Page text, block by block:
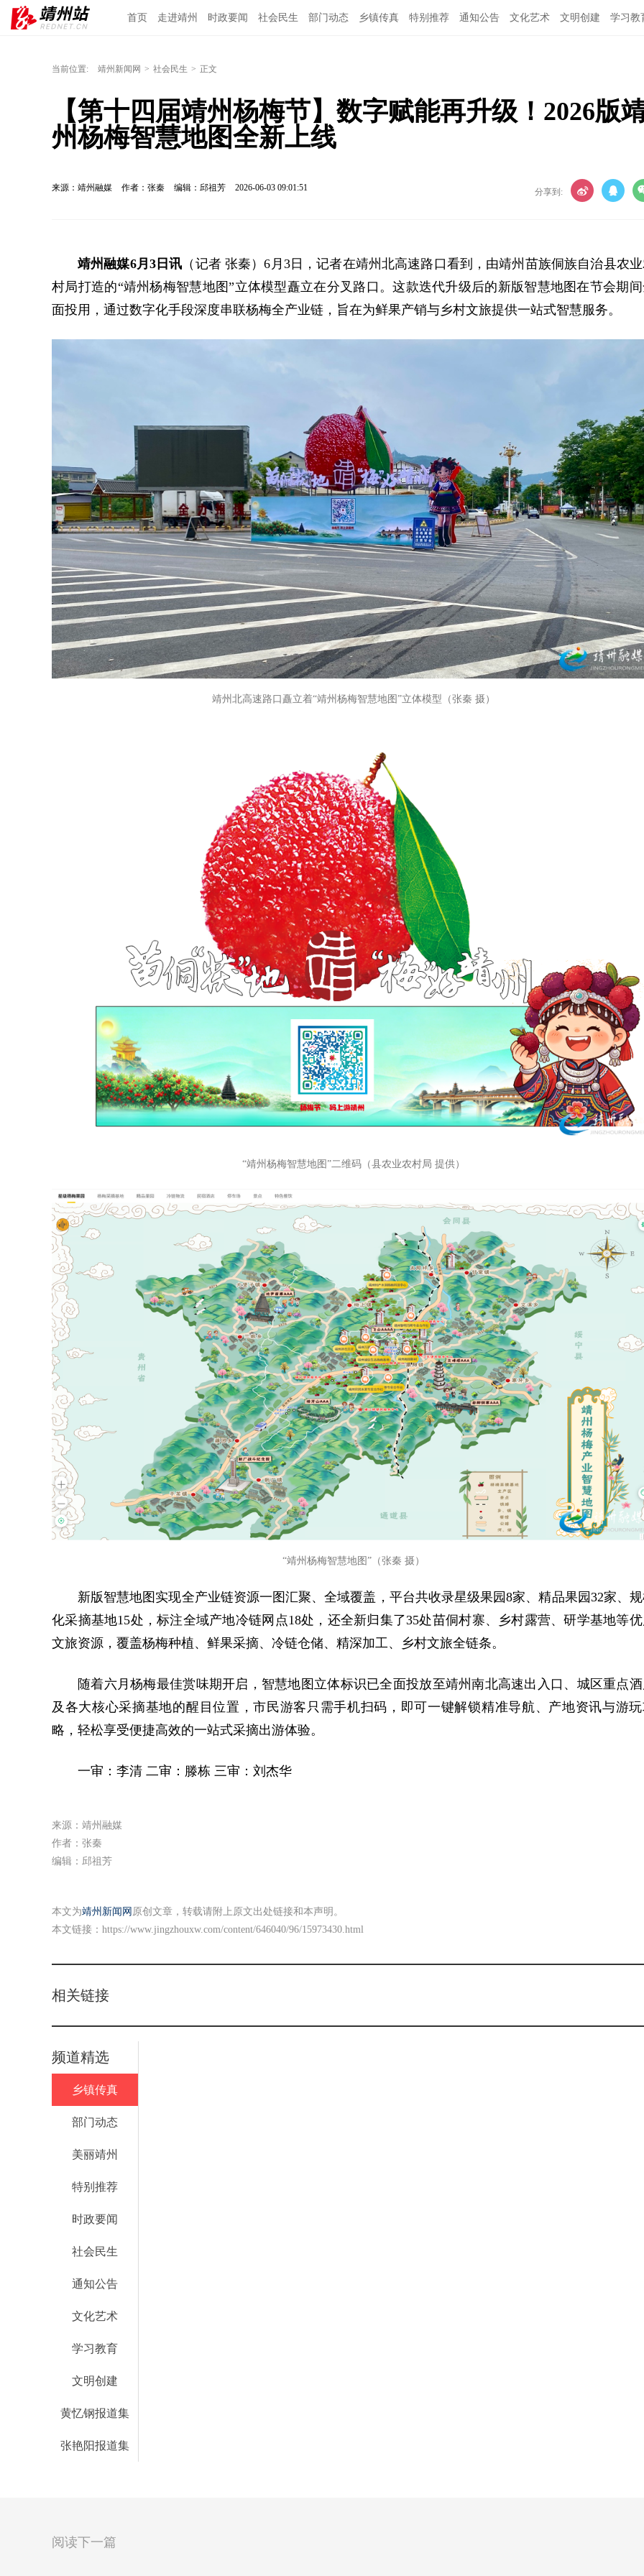
首页 走进靖州 时政要闻 社会民生 部门动态 乡镇传真 特别推荐 通知公告 文化艺术 文明创建 学习教
当前位置: 靖州新闻网 > 社会民生 > 正文
【第十四届靖州杨梅节】数字赋能再升级！2026版
州杨梅智慧地图全新上线
来源：靖州融媒 作者：张秦 编辑：邱祖芳 2026-06-03 09:01:51 分享到:
靖州融媒6月3日讯 （记者 张秦）6月3日，记者在靖州北高速路口看到，由靖州苗族侗族自治县农
村局打造的“靖州杨梅智慧地图”立体模型矗立在分叉路口。这款迭代升级后的新版智慧地图在节会期
面投用，通过数字化手段深度串联杨梅全产业链，旨在为鲜果产销与乡村文旅提供一站式智慧服务。
靖州北高速路口矗立着“靖州杨梅智慧地图”立体模型（张秦 摄）
“靖州杨梅智慧地图”二维码（县农业农村局 提供）
“靖州杨梅智慧地图”（张秦 摄）
新版智慧地图实现全产业链资源一图汇聚、全域覆盖，平台共收录星级果园8家、精品果园32家、
化采摘基地15处，标注全域产地冷链网点18处，还全新归集了35处苗侗村寨、乡村露营、研学基地等
文旅资源，覆盖杨梅种植、鲜果采摘、冷链仓储、精深加工、乡村文旅全链条。
随着六月杨梅最佳赏味期开启，智慧地图立体标识已全面投放至靖州南北高速出入口、城区重点
及各大核心采摘基地的醒目位置，市民游客只需手机扫码，即可一键解锁精准导航、产地资讯与游
略，轻松享受便捷高效的一站式采摘出游体验。
一审：李清 二审：滕栋 三审：刘杰华
来源：靖州融媒
作者：张秦
编辑：邱祖芳
本文为靖州新闻网 原创文章，转载请附上原文出处链接和本声明。
本文链接： https://www.jingzhouxw.com/content/646040/96/15973430.html
相关链接
频道精选
乡镇传真
部门动态
美丽靖州
特别推荐
时政要闻
社会民生
通知公告
文化艺术
学习教育
文明创建
黄忆钢报道集
张艳阳报道集
阅读下一篇